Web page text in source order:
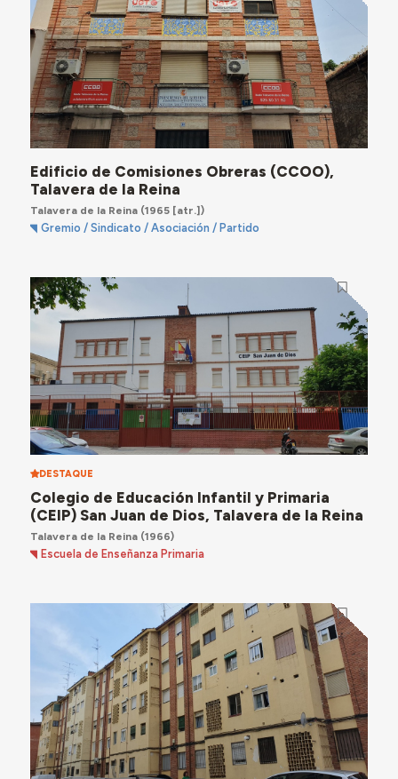
Edificio de Comisiones Obreras (CCOO),
Talavera de la Reina
Talavera de la Reina(1965 [atr.])
Gremio / Sindicato / Asociación / Partido
DESTAQUE
Colegio de Educación Infantil y Primaria
(CEIP) San Juan de Dios, Talavera de la Reina
Talavera de la Reina(1966)
Escuela de Enseñanza Primaria